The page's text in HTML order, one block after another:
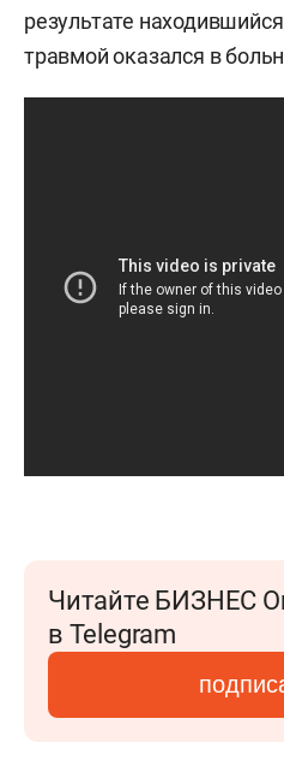
результате
травмой оказался в
Читайте БИЗНЕС
в Telegram